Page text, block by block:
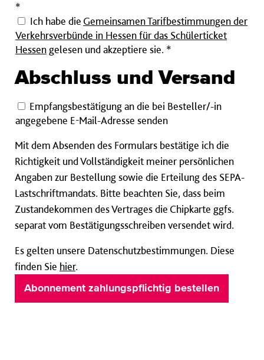
*
Ich habe die Gemeinsamen Tarifbestimmungen der
Verkehrsverbünde in Hessen für das Schülerticket
Hessen gelesen und akzeptiere sie. *
Abschluss und Versand
Empfangsbestätigung an die bei Besteller/-in
angegebene E-Mail-Adresse senden
Mit dem Absenden des Formulars bestätige ich die
Richtigkeit und Vollständigkeit meiner persönlichen
Angaben zur Bestellung sowie die Erteilung des SEPA-
Lastschriftmandats. Bitte beachten Sie, dass beim
Zustandekommen des Vertrages die Chipkarte ggfs.
separat vom Bestätigungsschreiben versendet wird.
Es gelten unsere Datenschutzbestimmungen. Diese
finden Sie hier.